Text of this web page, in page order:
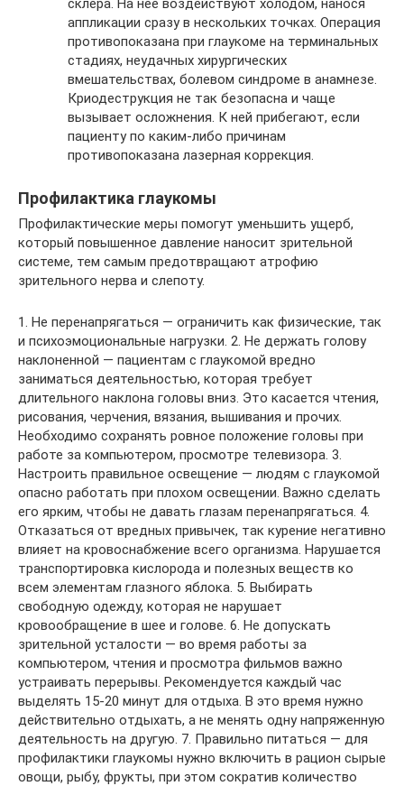
склера. На нее воздействуют холодом, нанося
аппликации сразу в нескольких точках. Операция
противопоказана при глаукоме на терминальных
стадиях, неудачных хирургических
вмешательствах, болевом синдроме в анамнезе.
Криодеструкция не так безопасна и чаще
вызывает осложнения. К ней прибегают, если
пациенту по каким-либо причинам
противопоказана лазерная коррекция.
Профилактика глаукомы
Профилактические меры помогут уменьшить ущерб,
который повышенное давление наносит зрительной
системе, тем самым предотвращают атрофию
зрительного нерва и слепоту.
1. Не перенапрягаться — ограничить как физические, так
и психоэмоциональные нагрузки. 2. Не держать голову
наклоненной — пациентам с глаукомой вредно
заниматься деятельностью, которая требует
длительного наклона головы вниз. Это касается чтения,
рисования, черчения, вязания, вышивания и прочих.
Необходимо сохранять ровное положение головы при
работе за компьютером, просмотре телевизора. 3.
Настроить правильное освещение — людям с глаукомой
опасно работать при плохом освещении. Важно сделать
его ярким, чтобы не давать глазам перенапрягаться. 4.
Отказаться от вредных привычек, так курение негативно
влияет на кровоснабжение всего организма. Нарушается
транспортировка кислорода и полезных веществ ко
всем элементам глазного яблока. 5. Выбирать
свободную одежду, которая не нарушает
кровообращение в шее и голове. 6. Не допускать
зрительной усталости — во время работы за
компьютером, чтения и просмотра фильмов важно
устраивать перерывы. Рекомендуется каждый час
выделять 15-20 минут для отдыха. В это время нужно
действительно отдыхать, а не менять одну напряженную
деятельность на другую. 7. Правильно питаться — для
профилактики глаукомы нужно включить в рацион сырые
овощи, рыбу, фрукты, при этом сократив количество